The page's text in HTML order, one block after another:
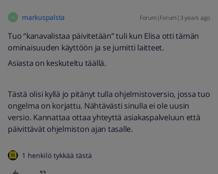
M markuspalsta Forum|Forum|3 years ago
Tuo “kanavalistaa päivitetään” tuli kun Elisa otti tämän
ominaisuuden käyttöön ja se jumitti laitteet.
Asiasta on keskuteltu täällä.
Tästä olisi kyllä jo pitänyt tulla ohjelmistoversio, jossa tuo
ongelma on korjattu. Nähtävästi sinulla ei ole uusin
versio. Kannattaa ottaa yhteyttä asiakaspalveluun että
päivittävät ohjelmiston ajan tasalle.
1 henkilö tykkää tästä